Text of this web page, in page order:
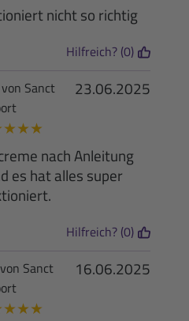
nicht so richtig
Hilfreich? (0)
23.06.2025
Sanct
★★★
nach Anleitung
es hat alles super
Hilfreich? (0)
16.06.2025
Sanct
★★★